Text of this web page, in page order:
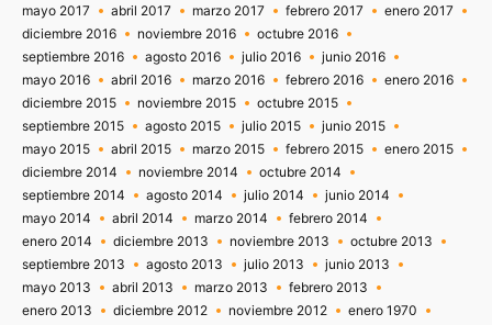
mayo 2017
abril 2017 marzo 2017 febrero 2017
enero 2017
diciembre 2016
noviembre 2016
octubre 2016
septiembre 2016
agosto 2016 julio 2016
junio 2016
mayo 2016
abril 2016 marzo 2016 febrero 2016
enero 2016
diciembre 2015
noviembre 2015
octubre 2015
septiembre 2015
agosto 2015 julio 2015
junio 2015
mayo 2015
abril 2015 marzo 2015 febrero 2015
enero 2015
diciembre 2014
noviembre 2014
octubre 2014
septiembre 2014
agosto 2014 julio 2014
junio 2014
mayo 2014
abril 2014 marzo 2014
febrero 2014
enero 2014
diciembre 2013 noviembre 2013
octubre 2013
septiembre 2013
agosto 2013 julio 2013
junio 2013
mayo 2013
abril 2013 marzo 2013
febrero 2013
enero 2013
diciembre 2012 noviembre 2012
enero 1970